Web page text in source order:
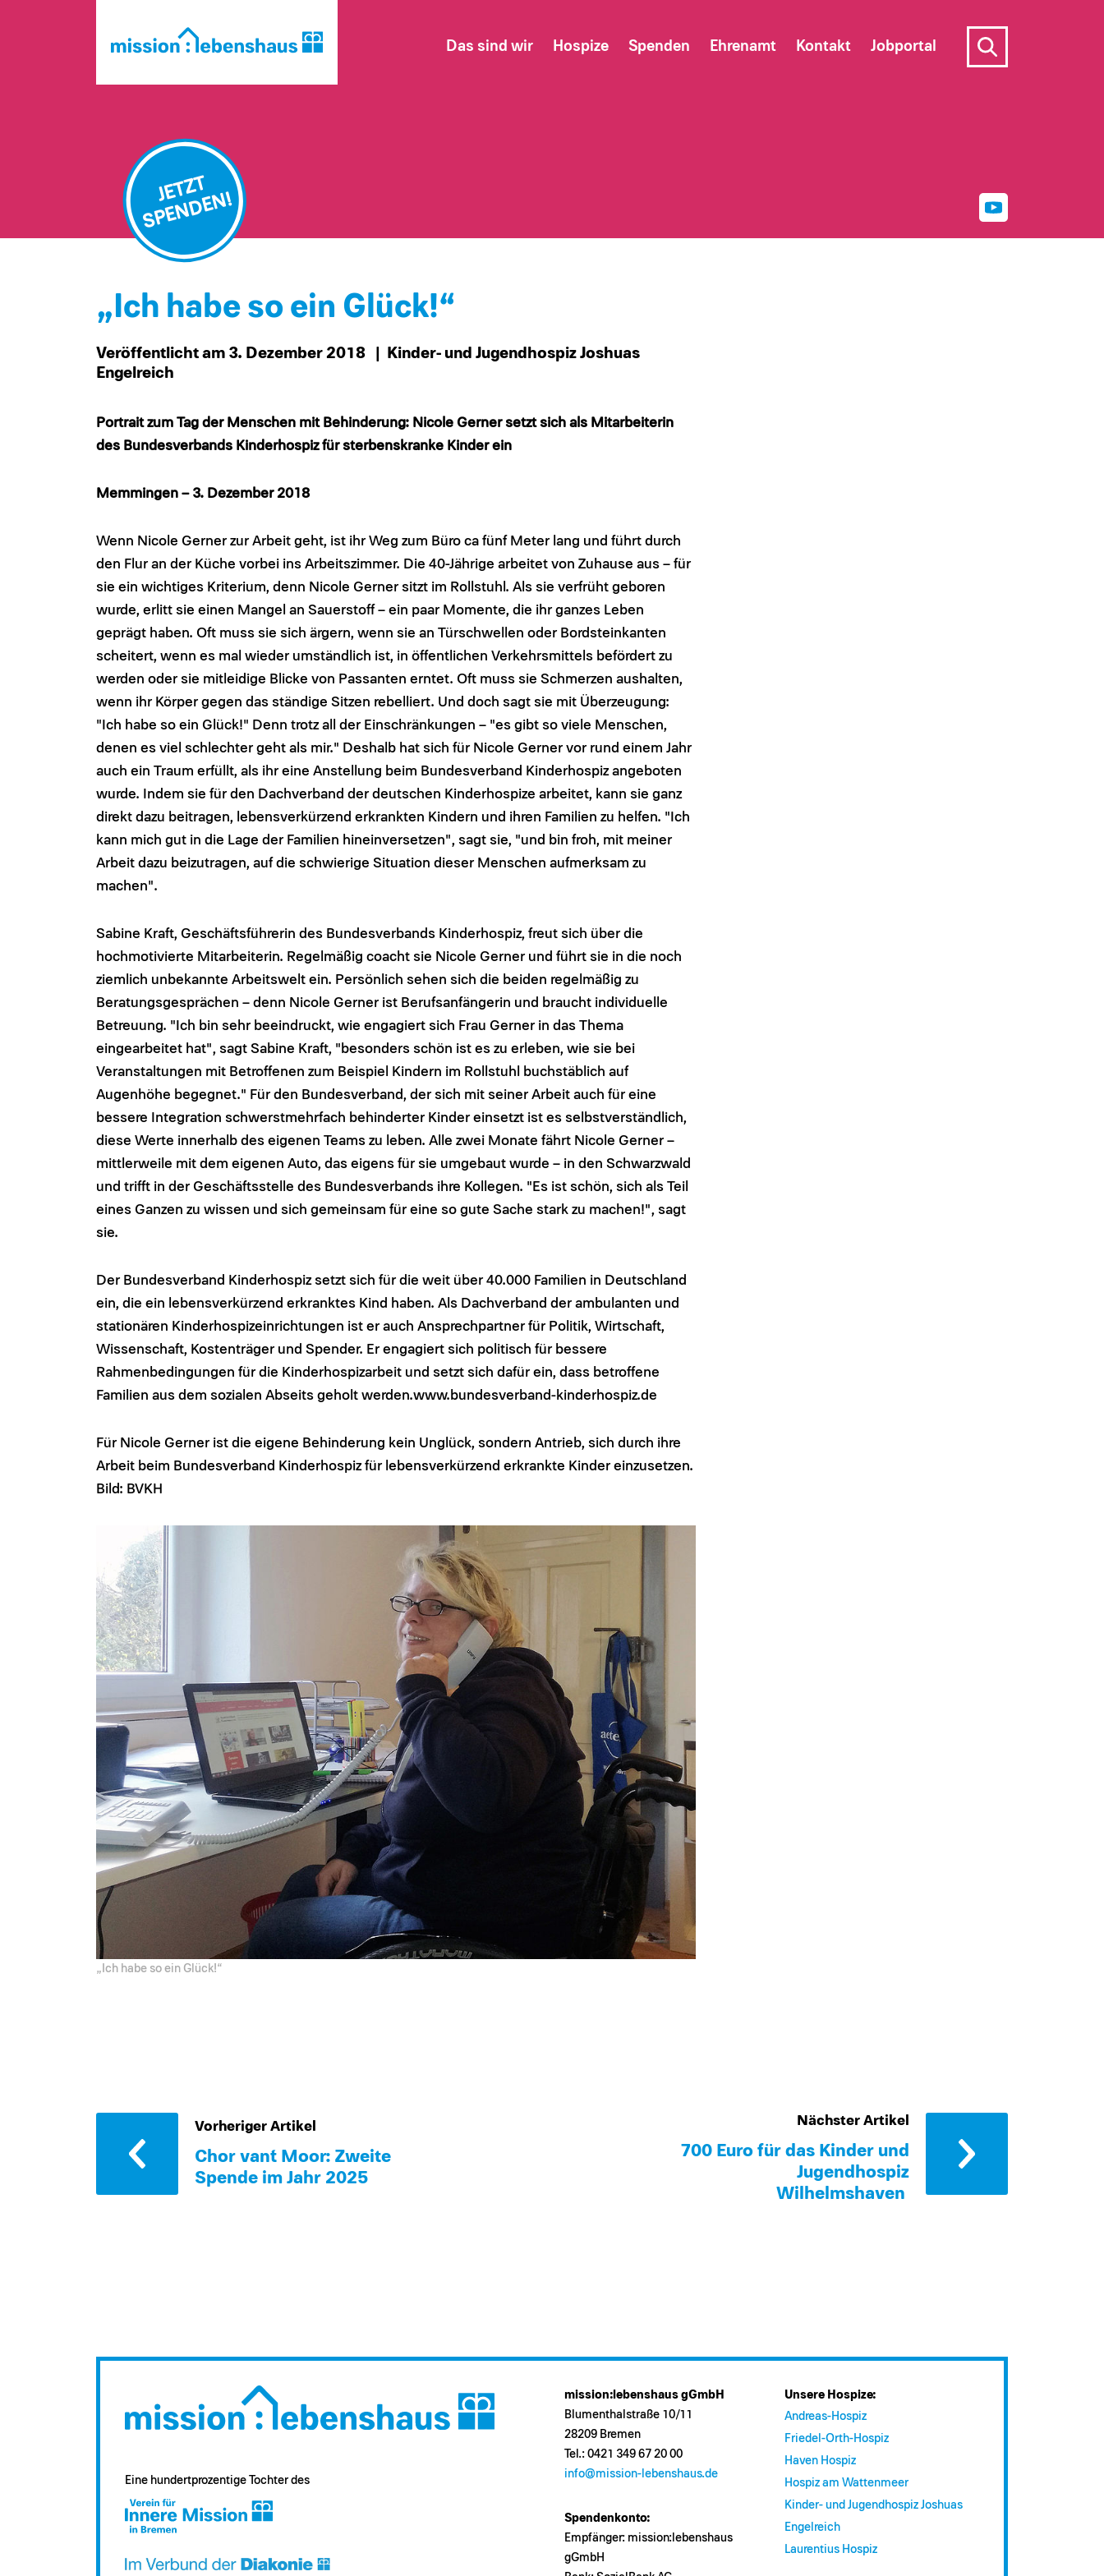
JETZT
SPENDEN!
„Ich habe so ein Glück!“
Veröffentlicht am 3. Dezember 2018
| Kinder- und Jugendhospiz Joshuas
Engelreich
Portrait zum Tag der Menschen mit Behinderung: Nicole Gerner setzt sich als Mitarbeiterin
des Bundesverbands Kinderhospiz für sterbenskranke Kinder ein
Memmingen – 3. Dezember 2018
Wenn Nicole Gerner zur Arbeit geht, ist ihr Weg zum Büro ca fünf Meter lang und führt durch
den Flur an der Küche vorbei ins Arbeitszimmer. Die 40-Jährige arbeitet von Zuhause aus – für
sie ein wichtiges Kriterium, denn Nicole Gerner sitzt im Rollstuhl. Als sie verfrüht geboren
wurde, erlitt sie einen Mangel an Sauerstoff – ein paar Momente, die ihr ganzes Leben
geprägt haben. Oft muss sie sich ärgern, wenn sie an Türschwellen oder Bordsteinkanten
scheitert, wenn es mal wieder umständlich ist, in öffentlichen Verkehrsmittels befördert zu
werden oder sie mitleidige Blicke von Passanten erntet. Oft muss sie Schmerzen aushalten,
wenn ihr Körper gegen das ständige Sitzen rebelliert. Und doch sagt sie mit Überzeugung:
"Ich habe so ein Glück!" Denn trotz all der Einschränkungen – "es gibt so viele Menschen,
denen es viel schlechter geht als mir." Deshalb hat sich für Nicole Gerner vor rund einem Jahr
auch ein Traum erfüllt, als ihr eine Anstellung beim Bundesverband Kinderhospiz angeboten
wurde. Indem sie für den Dachverband der deutschen Kinderhospize arbeitet, kann sie ganz
direkt dazu beitragen, lebensverkürzend erkrankten Kindern und ihren Familien zu helfen. "Ich
kann mich gut in die Lage der Familien hineinversetzen", sagt sie, "und bin froh, mit meiner
Arbeit dazu beizutragen, auf die schwierige Situation dieser Menschen aufmerksam zu
machen".
Sabine Kraft, Geschäftsführerin des Bundesverbands Kinderhospiz, freut sich über die
hochmotivierte Mitarbeiterin. Regelmäßig coacht sie Nicole Gerner und führt sie in die noch
ziemlich unbekannte Arbeitswelt ein. Persönlich sehen sich die beiden regelmäßig zu
Beratungsgesprächen – denn Nicole Gerner ist Berufsanfängerin und braucht individuelle
Betreuung. "Ich bin sehr beeindruckt, wie engagiert sich Frau Gerner in das Thema
eingearbeitet hat", sagt Sabine Kraft, "besonders schön ist es zu erleben, wie sie bei
Veranstaltungen mit Betroffenen zum Beispiel Kindern im Rollstuhl buchstäblich auf
Augenhöhe begegnet." Für den Bundesverband, der sich mit seiner Arbeit auch für eine
bessere Integration schwerstmehrfach behinderter Kinder einsetzt ist es selbstverständlich,
diese Werte innerhalb des eigenen Teams zu leben. Alle zwei Monate fährt Nicole Gerner –
mittlerweile mit dem eigenen Auto, das eigens für sie umgebaut wurde – in den Schwarzwald
und trifft in der Geschäftsstelle des Bundesverbands ihre Kollegen. "Es ist schön, sich als Teil
eines Ganzen zu wissen und sich gemeinsam für eine so gute Sache stark zu machen!", sagt
sie.
Der Bundesverband Kinderhospiz setzt sich für die weit über 40.000 Familien in Deutschland
ein, die ein lebensverkürzend erkranktes Kind haben. Als Dachverband der ambulanten und
stationären Kinderhospizeinrichtungen ist er auch Ansprechpartner für Politik, Wirtschaft,
Wissenschaft, Kostenträger und Spender. Er engagiert sich politisch für bessere
Rahmenbedingungen für die Kinderhospizarbeit und setzt sich dafür ein, dass betroffene
Familien aus dem sozialen Abseits geholt werden.www.bundesverband-kinderhospiz.de
Für Nicole Gerner ist die eigene Behinderung kein Unglück, sondern Antrieb, sich durch ihre
Arbeit beim Bundesverband Kinderhospiz für lebensverkürzend erkrankte Kinder einzusetzen.
Bild: BVKH
„Ich habe so ein Glück!“
Vorheriger Artikel
Chor van´t Moor: Zweite
Spende im Jahr 2025
Nächster Artikel
700 Euro für das Kinder und
Jugendhospiz
Wilhelmshaven
Eine hundertprozentige Tochter des
mission:lebenshaus gGmbH
Blumenthalstraße 10/11
28209 Bremen
Tel.: 0421 349 67 20 00
info@mission-lebenshaus.de
Spendenkonto:
Empfänger: mission:lebenshaus
gGmbH
Unsere Hospize:
Andreas-Hospiz
Friedel-Orth-Hospiz
Haven Hospiz
Hospiz am Wattenmeer
Kinder- und Jugendhospiz Joshuas
Engelreich
Laurentius Hospiz
Das sind wir Hospize Spenden Ehrenamt Kontakt Jobportal